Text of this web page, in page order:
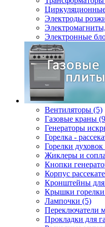
Электроды
Электронные
Вентиляторы (5)
Газовые краны
Генераторы
Горелка -
Горелки духовок
Жиклеры и
Кнопки
Корпус
Кронштейны
Крышки
Лампочки (5)
Переключатели
Прокладки для